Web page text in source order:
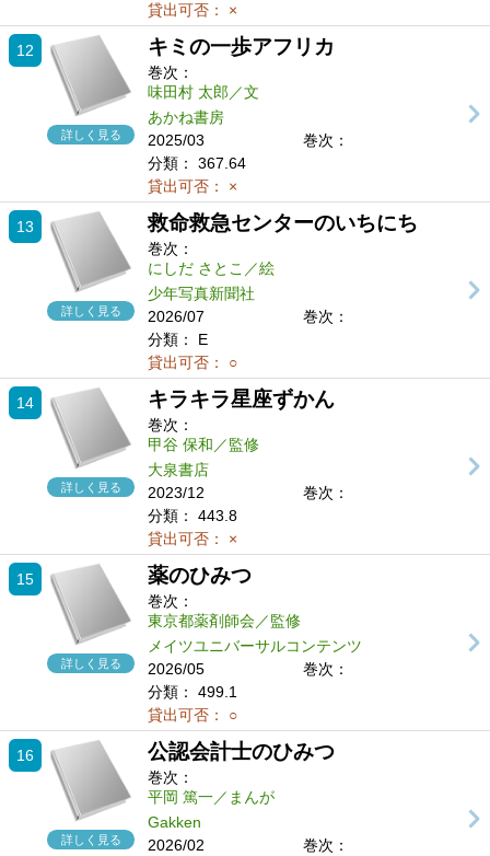
貸出可否：
×
12
詳しく見る
キミの一歩アフリカ
巻次：
味田村 太郎／文
あかね書房
2025/03
巻次：
分類：
367.64
貸出可否：
×
13
詳しく見る
救命救急センターのいちにち
巻次：
にしだ さとこ／絵
少年写真新聞社
2026/07
巻次：
分類：
E
貸出可否：
○
14
詳しく見る
キラキラ星座ずかん
巻次：
甲谷 保和／監修
大泉書店
2023/12
巻次：
分類：
443.8
貸出可否：
×
15
詳しく見る
薬のひみつ
巻次：
東京都薬剤師会／監修
メイツユニバーサルコンテンツ
2026/05
巻次：
分類：
499.1
貸出可否：
○
16
詳しく見る
公認会計士のひみつ
巻次：
平岡 篤一／まんが
Gakken
2026/02
巻次：